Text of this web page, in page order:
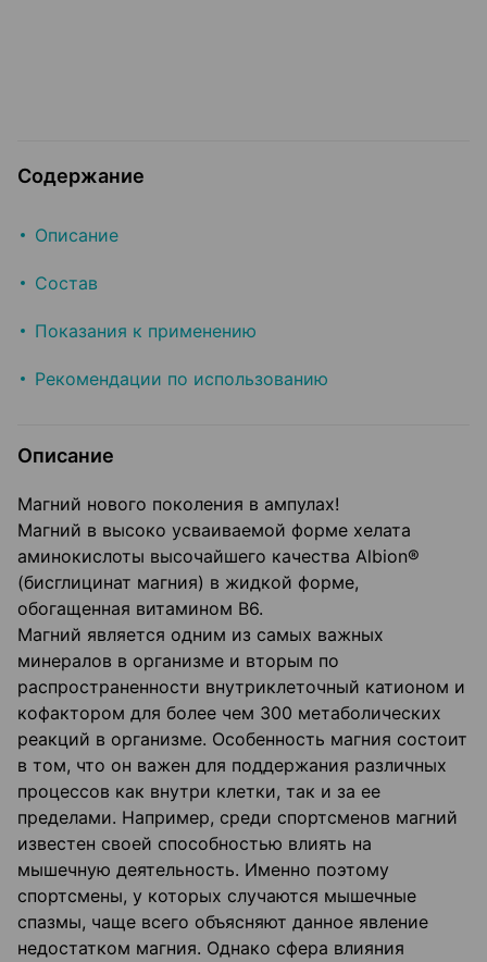
Содержание
Описание
Состав
Показания к применению
Рекомендации по использованию
Описание
Магний нового поколения в ампулах!
Магний в высоко усваиваемой форме хелата
аминокислоты высочайшего качества Albion®
(бисглицинат магния) в жидкой форме,
обогащенная витамином В6.
Магний является одним из самых важных
минералов в организме и вторым по
распространенности внутриклеточный катионом и
кофактором для более чем 300 метаболических
реакций в организме. Особенность магния состоит
в том, что он важен для поддержания различных
процессов как внутри клетки, так и за ее
пределами. Например, среди спортсменов магний
известен своей способностью влиять на
мышечную деятельность. Именно поэтому
спортсмены, у которых случаются мышечные
спазмы, чаще всего объясняют данное явление
недостатком магния. Однако сфера влияния